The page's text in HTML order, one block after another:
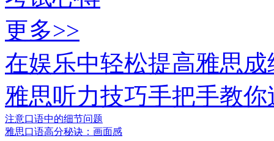
更多>>
在娱乐中轻松提高雅思成
雅思听力技巧手把手教你
注意口语中的细节问题
雅思口语高分秘诀：画面感